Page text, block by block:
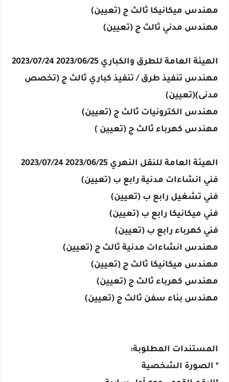
مهندس ميكانيكا ثالث ج (تعيين)
مهندس مدني ثالث ج (تعيين)
الهيئة العامة للطرق والكباري 2023/06/25 2023/07/24
مهندس تنفيذ طرق / تنفيذ كباري ثالث ج (تخصص
مدنى)(تعيين)
مهندس الكترونيات ثالث ج (تعيين)
مهندس كهرباء ثالث ج (تعيين )
الهيئة العامة للنقل النهري 2023/06/25 2023/07/24
فني انشاءات مدنية رابع ب (تعيين)
فني تشغيل رابع ب (تعيين)
فني ميكانيكا رابع ب (تعيين)
فني كهرباء رابع ب (تعيين)
مهندس انشاءات مدنية ثالث ج (تعيين)
مهندس ميكانيكا ثالث ج (تعيين)
مهندس كهرباء ثالث ج (تعيين)
مهندس بناء سفن ثالث ج (تعيين)
المستندات المطلوبة:
* الصورة الشخصية